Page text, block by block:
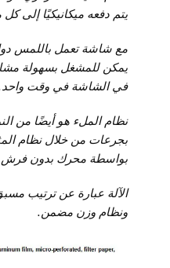
يتم دفعه ميكانيكيًا إلى
يمكن للمشغل بسهولة
في الشاشة في وقت
نظام الملء هو أيضًا من
بجرعات من خلال نظام
بواسطة محرك بدون
الآلة عبارة عن ترتيب
ونظام وزن مضمن.